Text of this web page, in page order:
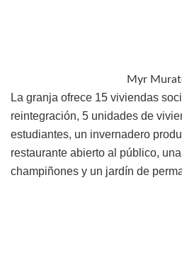
Myr
La granja ofrece 15 viviendas
reintegración, 5 unidades de
estudiantes, un invernadero
restaurante abierto al público,
champiñones y un jardín de